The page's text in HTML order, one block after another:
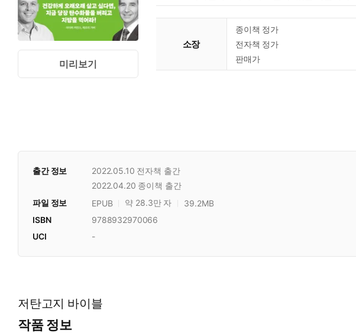
미리보기
소장
종이책 정가
전자책 정가
판매가
출간 정보 2022.05.10 전자책 출간
2022.04.20 종이책 출간
파일 정보 EPUB 약 28.3만 자 39.2MB
ISBN
9788932970066
UCI
-
저탄고지 바이블
작품 정보